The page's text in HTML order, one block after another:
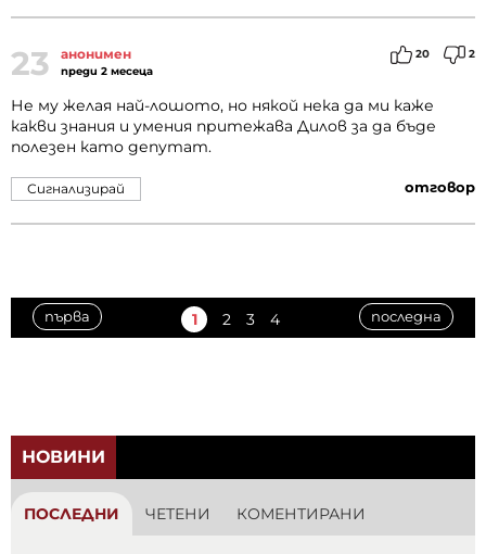
23 анонимен
преди 2 месеца
20 2
Не му желая най-лошото, но някой нека да ми каже
какви знания и умения притежава Дилов за да бъде
полезен като депутат.
отговор
Сигнализирай
първа 1 2 3 4 последна
НОВИНИ
ПОСЛЕДНИ ЧЕТЕНИ КОМЕНТИРАНИ